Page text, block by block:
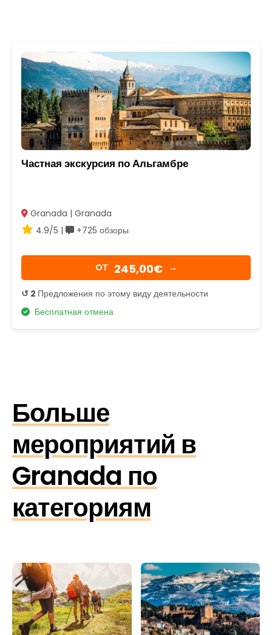
Частная экскурсия по Альгамбре
Granada | Granada
4.9/5 |
+725 обзоры
OТ 245,00€ →
↺ 2 Предложения по этому виду деятельности
Бесплатная отмена
Больше
мероприятий в
Granada по
категориям